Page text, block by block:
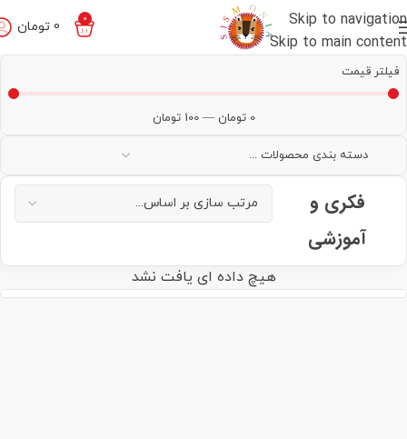
Skip to navigation
Skip to main content
0
0 تومان
فیلتر قیمت
0 تومان —
100 تومان
فکری و
آموزشی
هیچ داده ای یافت نشد